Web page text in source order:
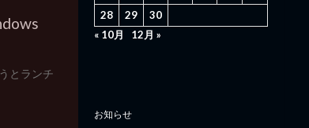
とランチ
28
29
30
« 10月
12月 »
お知らせ